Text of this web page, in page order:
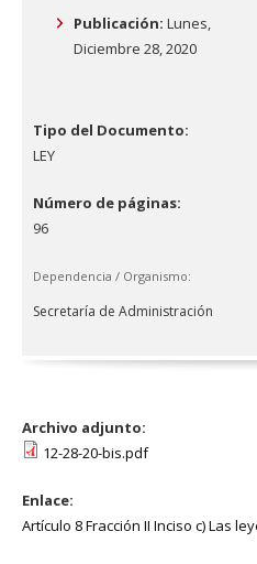
Publicación: Lunes,
Diciembre 28, 2020
Tipo del Documento:
LEY
Número de páginas:
96
Dependencia / Organismo:
Secretaría de Administración
Archivo adjunto:
12-28-20-bis.pdf
Enlace:
Artículo 8 Fracción II Inciso c) Las